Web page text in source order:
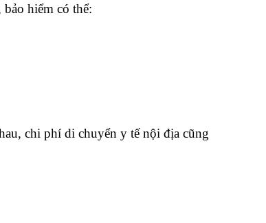
hiểm có thể:
chi phí di chuyển y tế nội địa cũng